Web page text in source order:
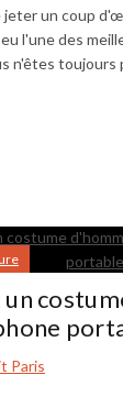
jeter un coup
l'une des
n'êtes toujours
Paris